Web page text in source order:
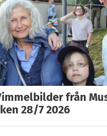
från
28/7 2026